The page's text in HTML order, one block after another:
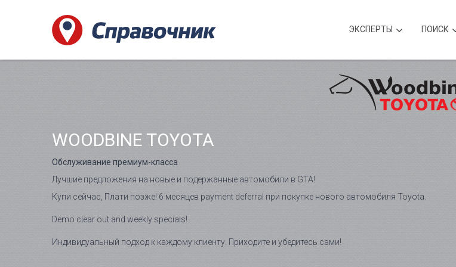
ЭКСПЕРТЫ ПОИСК
WOODBINE TOYOTA
Обслуживание премиум-класса
Лучшие предложения на новые и подержанные автомобили в GTA!
Купи сейчас, Плати позже! 6 месяцев payment deferral при покупке нового автомобиля Toyota.
Demo clear out and weekly specials!
Индивидуальный подход к каждому клиенту. Приходите и убедитесь сами!